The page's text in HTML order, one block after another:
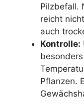
Pilzbefall.
reicht
auch
Kontrolle:
Pflanzen.